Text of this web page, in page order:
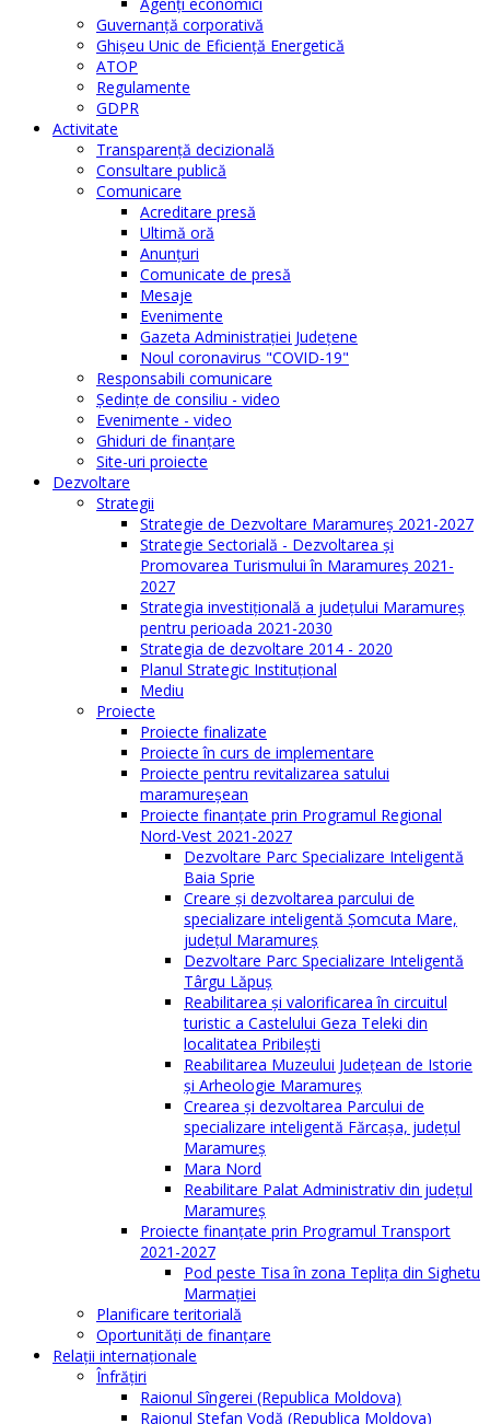
Guvernanță corporativă
Ghişeu Unic de Eficienţă Energetică
ATOP
Regulamente
GDPR
Activitate
Transparenţă decizională
Consultare publică
Comunicare
Acreditare presă
Ultimă oră
Anunţuri
Comunicate de presă
Mesaje
Evenimente
Gazeta Administraţiei Judeţene
Noul coronavirus "COVID-19"
Responsabili comunicare
Şedinţe de consiliu - video
Evenimente - video
Ghiduri de finanţare
Site-uri proiecte
Dezvoltare
Strategii
Strategie de Dezvoltare Maramureș 2021-2027
Strategie Sectorială - Dezvoltarea și
Promovarea Turismului în Maramureș 2021-
2027
Strategia investiţională a județului Maramureș
pentru perioada 2021-2030
Strategia de dezvoltare 2014 - 2020
Planul Strategic Instituţional
Mediu
Proiecte
Proiecte finalizate
Proiecte în curs de implementare
Proiecte pentru revitalizarea satului
maramureşean
Proiecte finanțate prin Programul Regional
Nord-Vest 2021-2027
Dezvoltare Parc Specializare Inteligentă
Baia Sprie
Creare și dezvoltarea parcului de
specializare inteligentă Șomcuta Mare,
județul Maramureș
Dezvoltare Parc Specializare Inteligentă
Târgu Lăpuș
Reabilitarea și valorificarea în circuitul
turistic a Castelului Geza Teleki din
localitatea Pribilești
Reabilitarea Muzeului Județean de Istorie
și Arheologie Maramureș
Crearea și dezvoltarea Parcului de
specializare inteligentă Fărcașa, județul
Maramureș
Mara Nord
Reabilitare Palat Administrativ din județul
Maramureș
Proiecte finanțate prin Programul Transport
2021-2027
Pod peste Tisa în zona Teplița din Sighetu
Marmației
Planificare teritorială
Oportunităţi de finanţare
Relaţii internaţionale
Înfrăţiri
Raionul Sîngerei (Republica Moldova)
Raionul Ștefan Vodă (Republica Moldova)